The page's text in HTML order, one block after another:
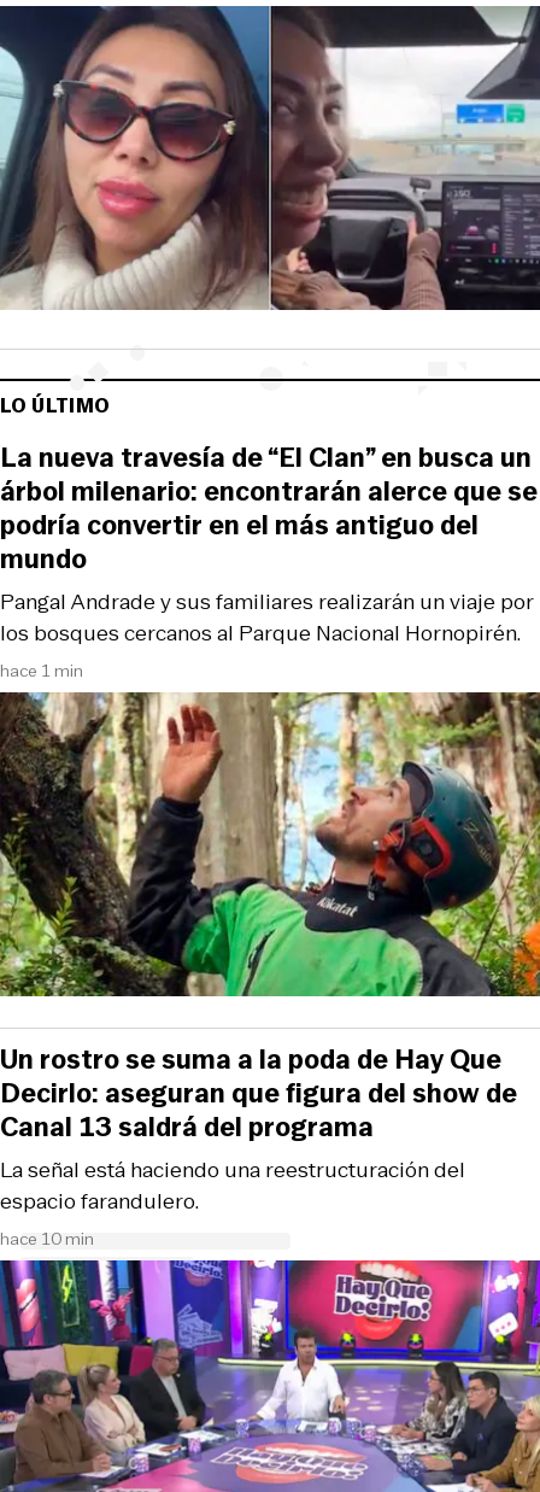
LO ÚLTIMO
hace 1 min
Pangal Andrade y sus familiares realizarán un viaje por
los bosques cercanos al Parque Nacional Hornopirén.
La nueva travesía de “El Clan” en busca un
árbol milenario: encontrarán alerce que se
podría convertir en el más antiguo del
mundo
hace 10 min
La señal está haciendo una reestructuración del
espacio farandulero.
Un rostro se suma a la poda de Hay Que
Decirlo: aseguran que figura del show de
Canal 13 saldrá del programa